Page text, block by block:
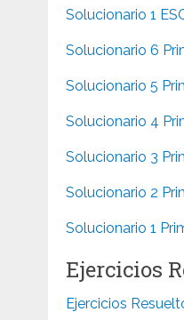
Solucionario 1
Solucionario 6
Solucionario 5
Solucionario 4
Solucionario 3
Solucionario 2
Solucionario 1
Ejercicios
Ejercicios